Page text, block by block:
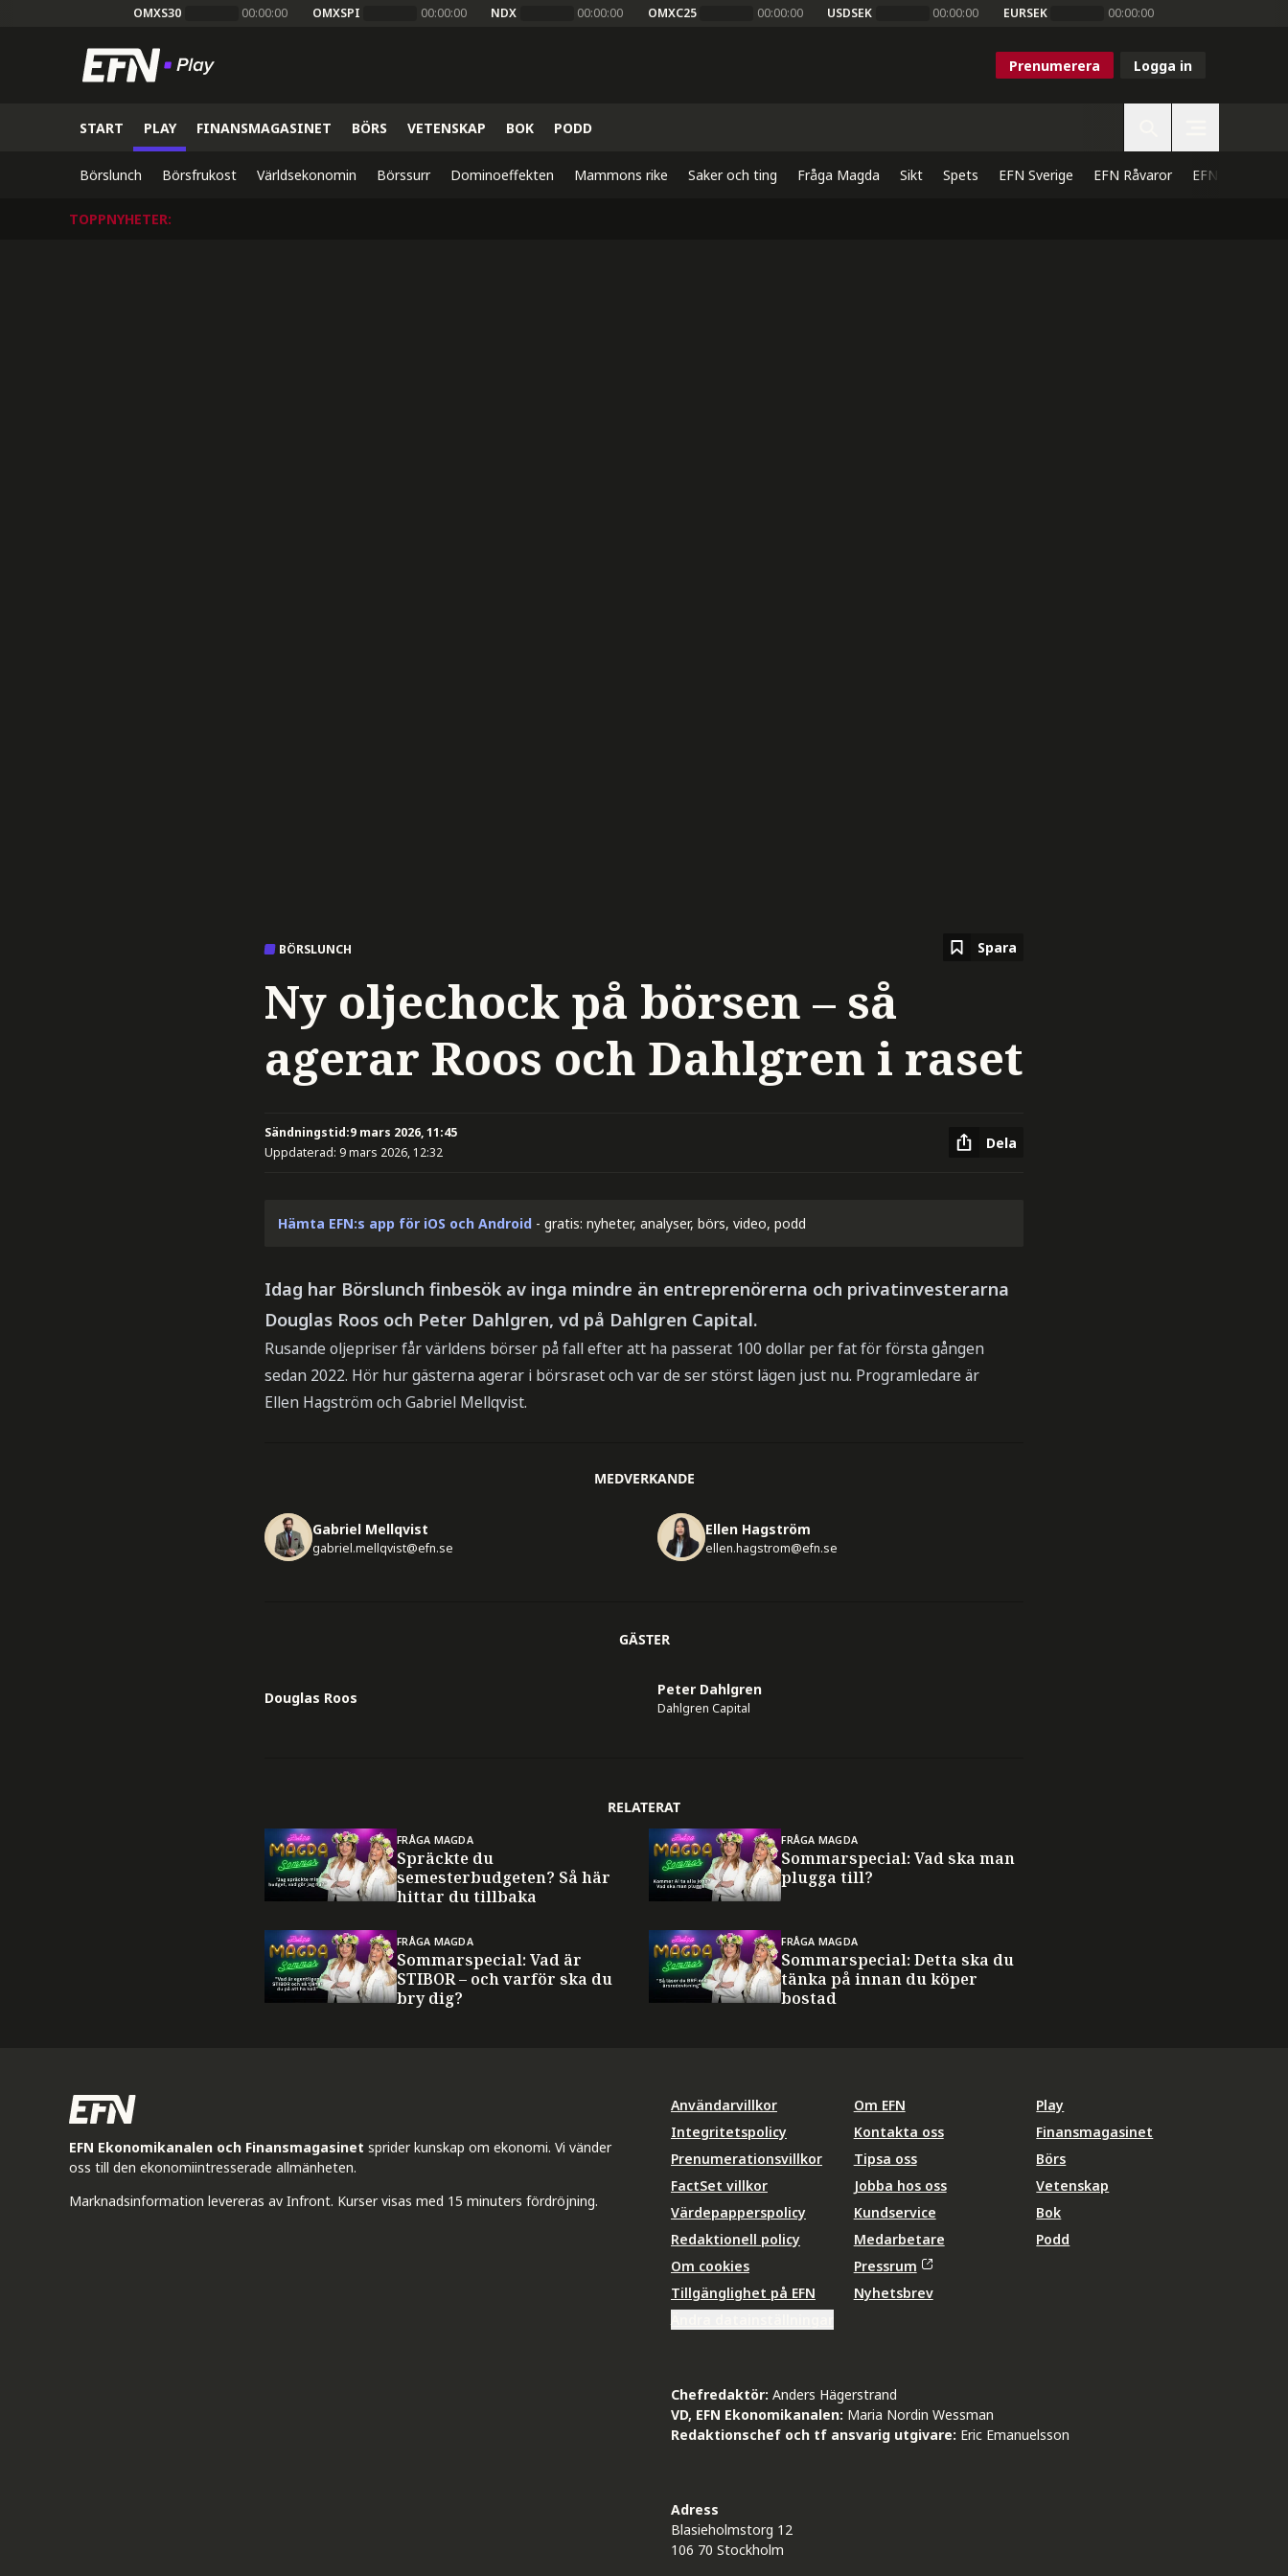
OMXS30 00:00:00 OMXSPI 00:00:00 NDX 00:00:00 OMXC25 00:00:00 USDSEK 00:00:00 EURSEK 00:00:00
Prenumerera Logga in
START PLAY FINANSMAGASINET BÖRS VETENSKAP BOK PODD
Börslunch Börsfrukost Världsekonomin Börssurr Dominoeffekten Mammons rike Saker och ting Fråga Magda Sikt Spets EFN Sverige EFN Råvaror EFN Direkt
TOPPNYHETER:
BÖRSLUNCH Spara
Ny oljechock på börsen – så
agerar Roos och Dahlgren i raset
Sändningstid:9 mars 2026, 11:45
Uppdaterad: 9 mars 2026, 12:32
Dela
Hämta EFN:s app för iOS och Android - gratis: nyheter, analyser, börs, video, podd
Idag har Börslunch finbesök av inga mindre än entreprenörerna och privatinvesterarna
Douglas Roos och Peter Dahlgren, vd på Dahlgren Capital.
Rusande oljepriser får världens börser på fall efter att ha passerat 100 dollar per fat för första gången
sedan 2022. Hör hur gästerna agerar i börsraset och var de ser störst lägen just nu. Programledare är
Ellen Hagström och Gabriel Mellqvist.
MEDVERKANDE
Gabriel Mellqvist
gabriel.mellqvist@efn.se
Ellen Hagström
ellen.hagstrom@efn.se
GÄSTER
Douglas Roos Peter Dahlgren
Dahlgren Capital
RELATERAT
FRÅGA MAGDA
Spräckte du
semesterbudgeten? Så här
hittar du tillbaka
FRÅGA MAGDA
Sommarspecial: Vad ska man
plugga till?
FRÅGA MAGDA
Sommarspecial: Vad är
STIBOR – och varför ska du
bry dig?
FRÅGA MAGDA
Sommarspecial: Detta ska du
tänka på innan du köper
bostad
EFN Ekonomikanalen och Finansmagasinet sprider kunskap om ekonomi. Vi vänder
oss till den ekonomiintresserade allmänheten.
Marknadsinformation levereras av Infront. Kurser visas med 15 minuters fördröjning.
Användarvillkor
Integritetspolicy
Prenumerationsvillkor
FactSet villkor
Värdepapperspolicy
Redaktionell policy
Om cookies
Tillgänglighet på EFN
Om EFN
Kontakta oss
Tipsa oss
Jobba hos oss
Kundservice
Medarbetare
Pressrum
Nyhetsbrev
Play
Finansmagasinet
Börs
Vetenskap
Bok
Podd
Chefredaktör: Anders Hägerstrand
VD, EFN Ekonomikanalen: Maria Nordin Wessman
Redaktionschef och tf ansvarig utgivare: Eric Emanuelsson
Adress
Blasieholmstorg 12
106 70 Stockholm